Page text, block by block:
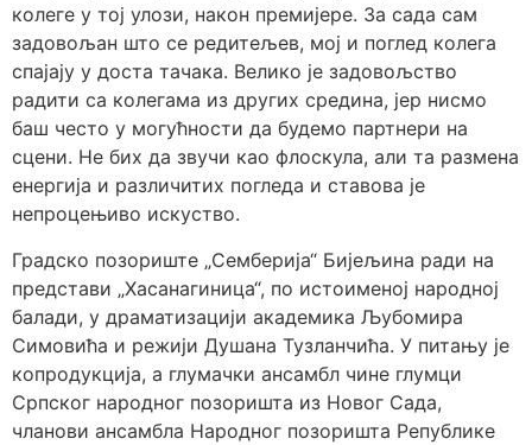
колеге у тој улози, након премијере. За сада сам
задовољан што се редитељев, мој и поглед колега
спајају у доста тачака. Велико је задовољство
радити са колегама из других средина, јер нисмо
баш често у могућности да будемо партнери на
сцени. Не бих да звучи као флоскула, али та размена
енергија и различитих погледа и ставова је
непроцењиво искуство.
Градско позориште „Семберија“ Бијељина ради на
представи „Хасанагиница“, по истоименој народној
балади, у драматизацији академика Љубомира
Симовића и режији Душана Тузланчића. У питању је
копродукција, а глумачки ансамбл чине глумци
Српског народног позоришта из Новог Сада,
чланови ансамбла Народног позоришта Републике